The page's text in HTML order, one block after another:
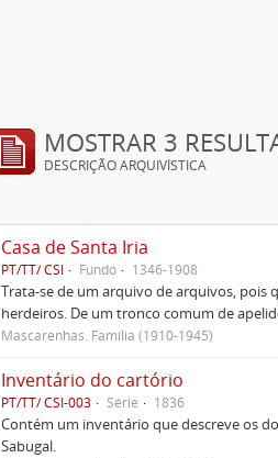
MOSTRAR 3
DESCRIÇÃO ARQUIVÍSTICA
Casa de Santa Iria
PT/TT/ CSI Fundo 1346-1908
Trata-se de um arquivo de arquivos, pois
herdeiros. De um tronco comum de
Mascarenhas. Família (1910-1945)
Inventário do cartório
PT/TT/ CSI-003 Série 1836
Contém um inventário que descreve os
Sabugal.